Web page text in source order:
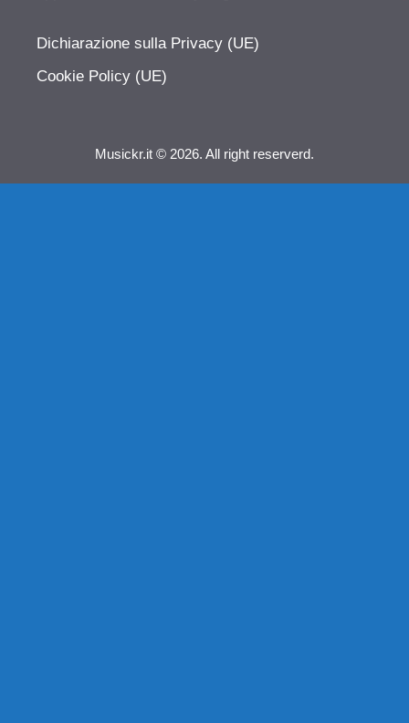
Dichiarazione sulla Privacy (UE)
Cookie Policy (UE)
Musickr.it © 2026. All right reserverd.